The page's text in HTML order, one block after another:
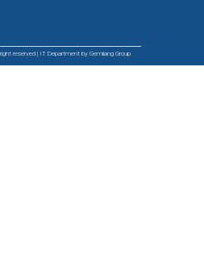
reserved | IT Department by Gemilang Group